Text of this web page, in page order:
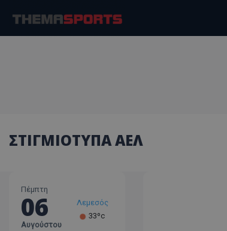
ΣΤΙΓΜΙΟΤΥΠΑ ΑΕΛ
Πέμπτη
06
Αυγούστου
Λεμεσός
33ºc